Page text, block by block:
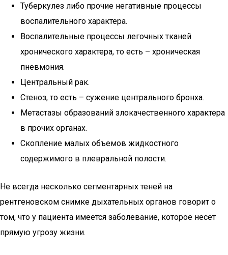
Туберкулез либо прочие негативные процессы
воспалительного характера.
Воспалительные процессы легочных тканей
хронического характера, то есть – хроническая
пневмония.
Центральный рак.
Стеноз, то есть – сужение центрального бронха.
Метастазы образований злокачественного характера
в прочих органах.
Скопление малых объемов жидкостного
содержимого в плевральной полости.
Не всегда несколько сегментарных теней на
рентгеновском снимке дыхательных органов говорит о
том, что у пациента имеется заболевание, которое несет
прямую угрозу жизни.